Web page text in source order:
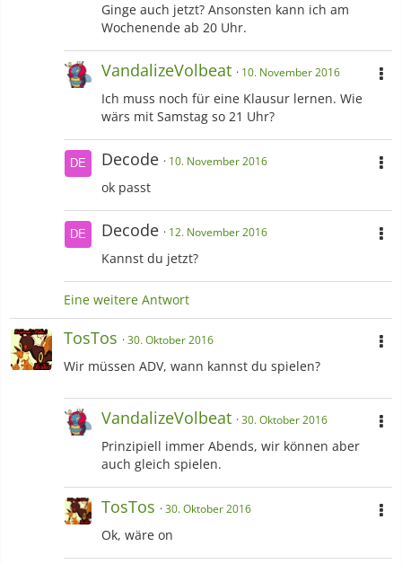
Ginge auch jetzt? Ansonsten kann ich am
Wochenende ab 20 Uhr.
VandalizeVolbeat 10. November 2016
Ich muss noch für eine Klausur lernen. Wie
wärs mit Samstag so 21 Uhr?
Decode 10. November 2016
ok passt
Decode 12. November 2016
Kannst du jetzt?
Eine weitere Antwort
TosTos 30. Oktober 2016
Wir müssen ADV, wann kannst du spielen?
VandalizeVolbeat 30. Oktober 2016
Prinzipiell immer Abends, wir können aber
auch gleich spielen.
TosTos 30. Oktober 2016
Ok, wäre on